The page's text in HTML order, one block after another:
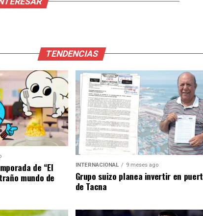
TENDENCIAS
de “El
mundo de
INTERNACIONAL 9 meses ago
Grupo suizo planea invertir en
de Tacna